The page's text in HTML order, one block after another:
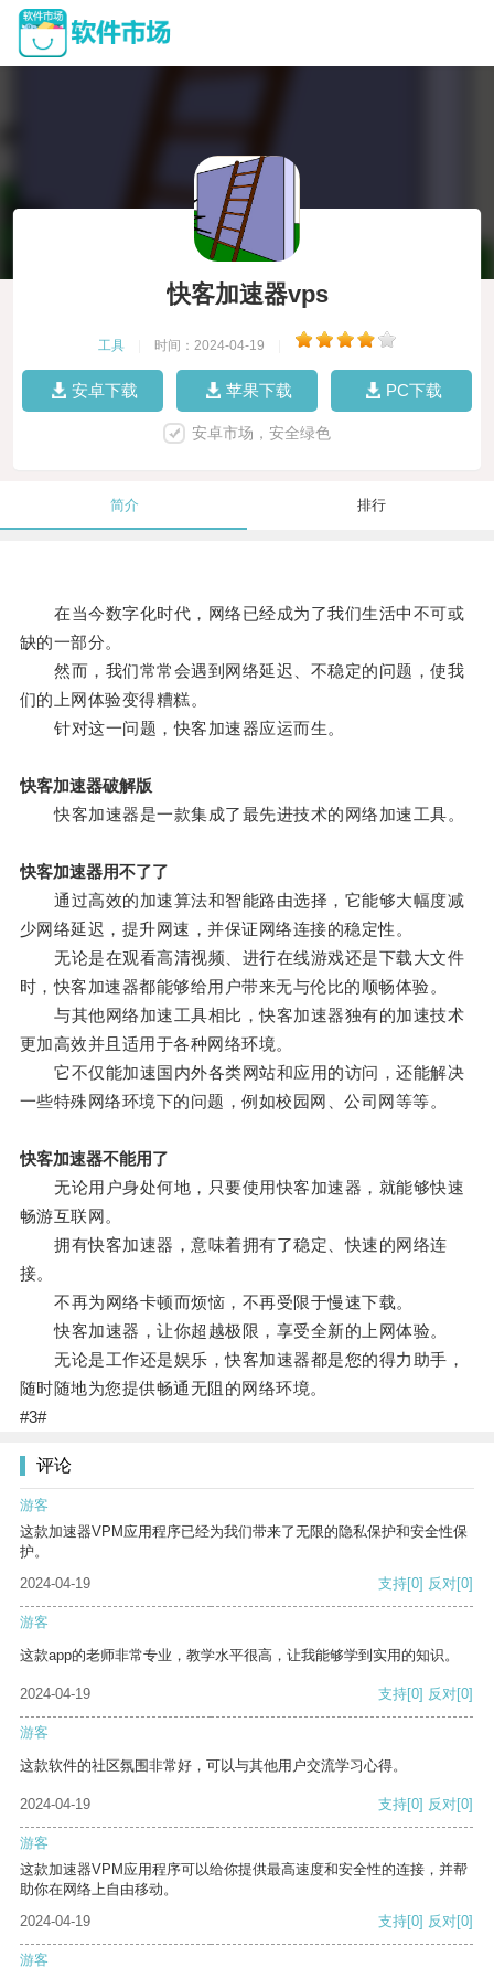
快客加速器vps
工具 时间：2024-04-19
安卓下载 苹果下载 PC下载
安卓市场，安全绿色
简介 排行
在当今数字化时代，网络已经成为了我们生活中不可或
缺的一部分。
然而，我们常常会遇到网络延迟、不稳定的问题，使我
们的上网体验变得糟糕。
针对这一问题，快客加速器应运而生。
快客加速器破解版
快客加速器是一款集成了最先进技术的网络加速工具。
快客加速器用不了了
通过高效的加速算法和智能路由选择，它能够大幅度减
少网络延迟，提升网速，并保证网络连接的稳定性。
无论是在观看高清视频、进行在线游戏还是下载大文件
时，快客加速器都能够给用户带来无与伦比的顺畅体验。
与其他网络加速工具相比，快客加速器独有的加速技术
更加高效并且适用于各种网络环境。
它不仅能加速国内外各类网站和应用的访问，还能解决
一些特殊网络环境下的问题，例如校园网、公司网等等。
快客加速器不能用了
无论用户身处何地，只要使用快客加速器，就能够快速
畅游互联网。
拥有快客加速器，意味着拥有了稳定、快速的网络连
接。
不再为网络卡顿而烦恼，不再受限于慢速下载。
快客加速器，让你超越极限，享受全新的上网体验。
无论是工作还是娱乐，快客加速器都是您的得力助手，
随时随地为您提供畅通无阻的网络环境。
#3#
评论
游客
这款加速器VPM应用程序已经为我们带来了无限的隐私保护和安全性保
护。
2024-04-19
支持[0] 反对[0]
游客
这款app的老师非常专业，教学水平很高，让我能够学到实用的知识。
2024-04-19 支持[0] 反对[0]
游客
这款软件的社区氛围非常好，可以与其他用户交流学习心得。
2024-04-19 支持[0] 反对[0]
游客
这款加速器VPM应用程序可以给你提供最高速度和安全性的连接，并帮
助你在网络上自由移动。
2024-04-19
支持[0] 反对[0]
游客